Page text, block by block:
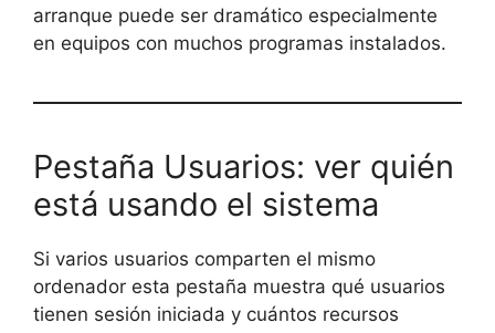
arranque puede ser dramático especialmente
en equipos con muchos programas instalados.
Pestaña Usuarios: ver quién
está usando el sistema
Si varios usuarios comparten el mismo
ordenador esta pestaña muestra qué usuarios
tienen sesión iniciada y cuántos recursos